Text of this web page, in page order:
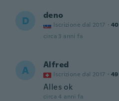
D deno
Iscrizione dal 2017 · 40
circa 3 anni fa
A Alfred
Iscrizione dal 2017 · 49
Alles ok
circa 4 anni fa